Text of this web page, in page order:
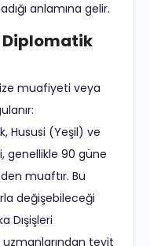
anlamına gelir.
Diplomatik
muafiyeti veya
Hususi (Yeşil) ve
genellikle 90 güne
muaftır. Bu
değişebileceği
Dışişleri
uzmanlarından teyit